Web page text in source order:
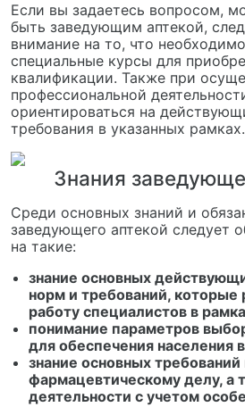
Если вы задаетесь вопросом,
быть заведующим аптекой,
внимание на то, что
специальные курсы для
квалификации. Также при
профессиональной
ориентироваться на
требования в указанных рамках.
Знания
Среди основных знаний и
заведующего аптекой следует
на такие:
знание основных
норм и требований, которые
работу специалистов в
понимание параметров
для обеспечения
знание основных требований
фармацевтическому делу, а
деятельности с учетом